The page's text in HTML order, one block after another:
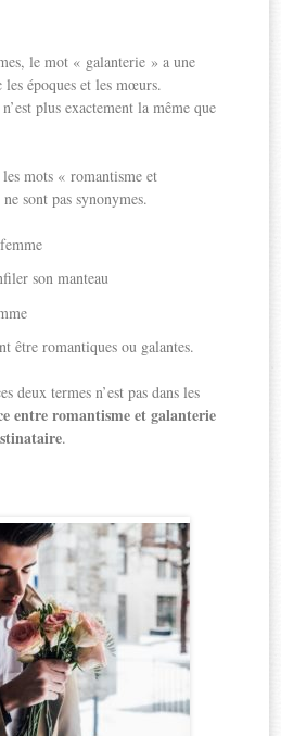
le mot « galanterie » a une
époques et les mœurs.
plus exactement la même que
mots « romantisme et
sont pas synonymes.
son manteau
être romantiques ou galantes.
deux termes n’est pas dans les
entre romantisme et galanterie
.